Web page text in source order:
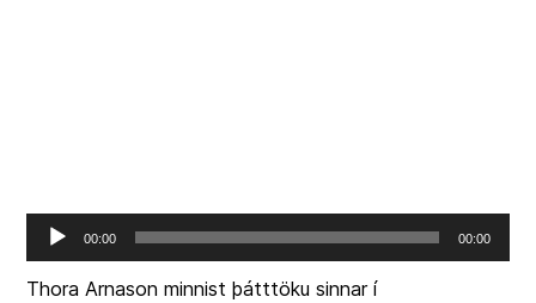
Audio
Player
00:00 00:00
Thora Arnason minnist þátttöku sinnar í